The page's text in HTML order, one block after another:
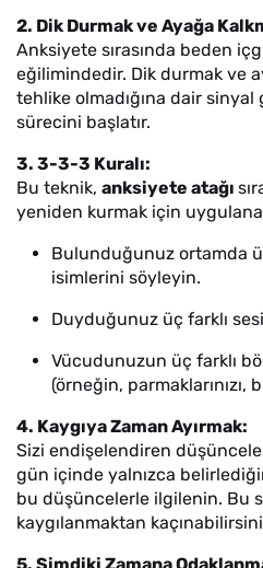
2. Dik Durmak ve Ayağa
Anksiyete sırasında beden
eğilimindedir. Dik durmak ve
tehlike olmadığına dair
sürecini başlatır.
3. 3-3-3 Kuralı:
Bu teknik, anksiyete atağı
yeniden kurmak için
Bulunduğunuz ortamda
isimlerini söyleyin.
Duyduğunuz üç farklı
Vücudunuzun üç farklı
(örneğin, parmaklarınızı,
4. Kaygıya Zaman Ayırmak:
Sizi endişelendiren
gün içinde yalnızca
bu düşüncelerle ilgilenin. Bu
kaygılanmaktan